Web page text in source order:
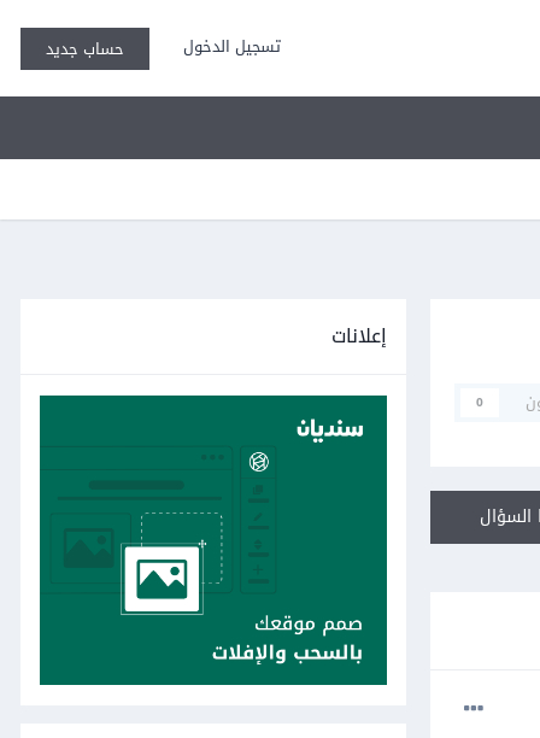
تسجيل الدخول حساب جديد
0
إعلانات